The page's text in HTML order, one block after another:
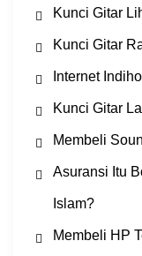
Kunci Gitar
Kunci Gitar
Internet
Kunci Gitar
Membeli
Asuransi Itu
Islam?
Membeli HP